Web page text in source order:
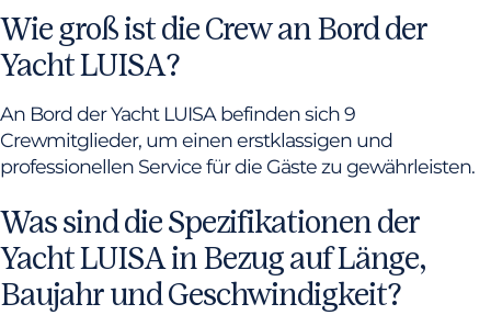
Wie groß ist die Crew an Bord der
Yacht LUISA?
An Bord der Yacht LUISA befinden sich 9
Crewmitglieder, um einen erstklassigen und
professionellen Service für die Gäste zu gewährleisten.
Was sind die Spezifikationen der
Yacht LUISA in Bezug auf Länge,
Baujahr und Geschwindigkeit?